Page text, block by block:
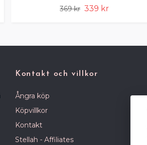
369 kr 339 kr
Kontakt och villkor
Ångra köp
Köpvillkor
Kontakt
Stellah - Affiliates